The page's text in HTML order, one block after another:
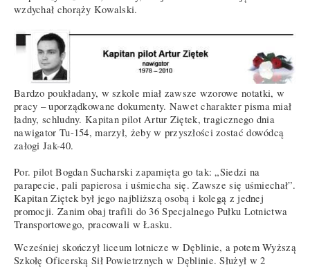
wzdychał chorąży Kowalski.
Bardzo poukładany, w szkole miał zawsze wzorowe notatki, w
pracy – uporządkowane dokumenty. Nawet charakter pisma miał
ładny, schludny. Kapitan pilot Artur Ziętek, tragicznego dnia
nawigator Tu-154, marzył, żeby w przyszłości zostać dowódcą
załogi Jak-40.
Por. pilot Bogdan Sucharski zapamięta go tak: „Siedzi na
parapecie, pali papierosa i uśmiecha się. Zawsze się uśmiechał”.
Kapitan Ziętek był jego najbliższą osobą i kolegą z jednej
promocji. Zanim obaj trafili do 36 Specjalnego Pułku Lotnictwa
Transportowego, pracowali w Łasku.
Wcześniej skończył liceum lotnicze w Dęblinie, a potem Wyższą
Szkołę Oficerską Sił Powietrznych w Dęblinie. Służył w 2